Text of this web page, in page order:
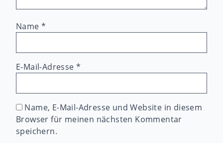
Name *
E-Mail-Adresse*
Name, E-Mail-Adresse und Website in diesem
Browser für meinen nächsten Kommentar
speichern.